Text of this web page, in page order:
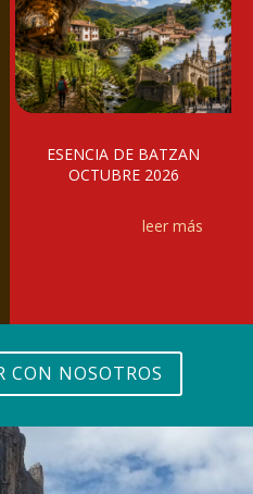
ESENCIA DE BATZAN
OCTUBRE 2026
leer más
CON NOSOTROS